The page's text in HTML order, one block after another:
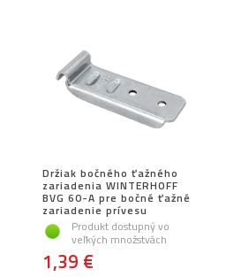
Držiak bočného ťažného
zariadenia WINTERHOFF
BVG 60-A pre bočné ťažné
zariadenie prívesu
Produkt dostupný vo
veľkých množstvách
1,39 €